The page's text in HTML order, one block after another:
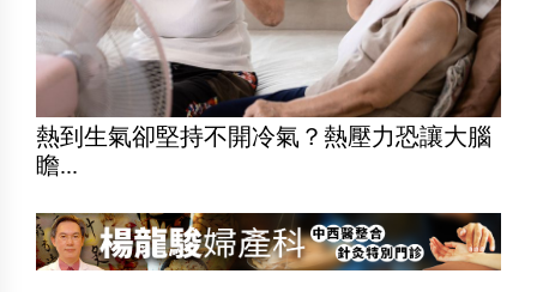
熱到生氣卻堅持不開冷氣？熱壓力恐讓大腦
瞻...